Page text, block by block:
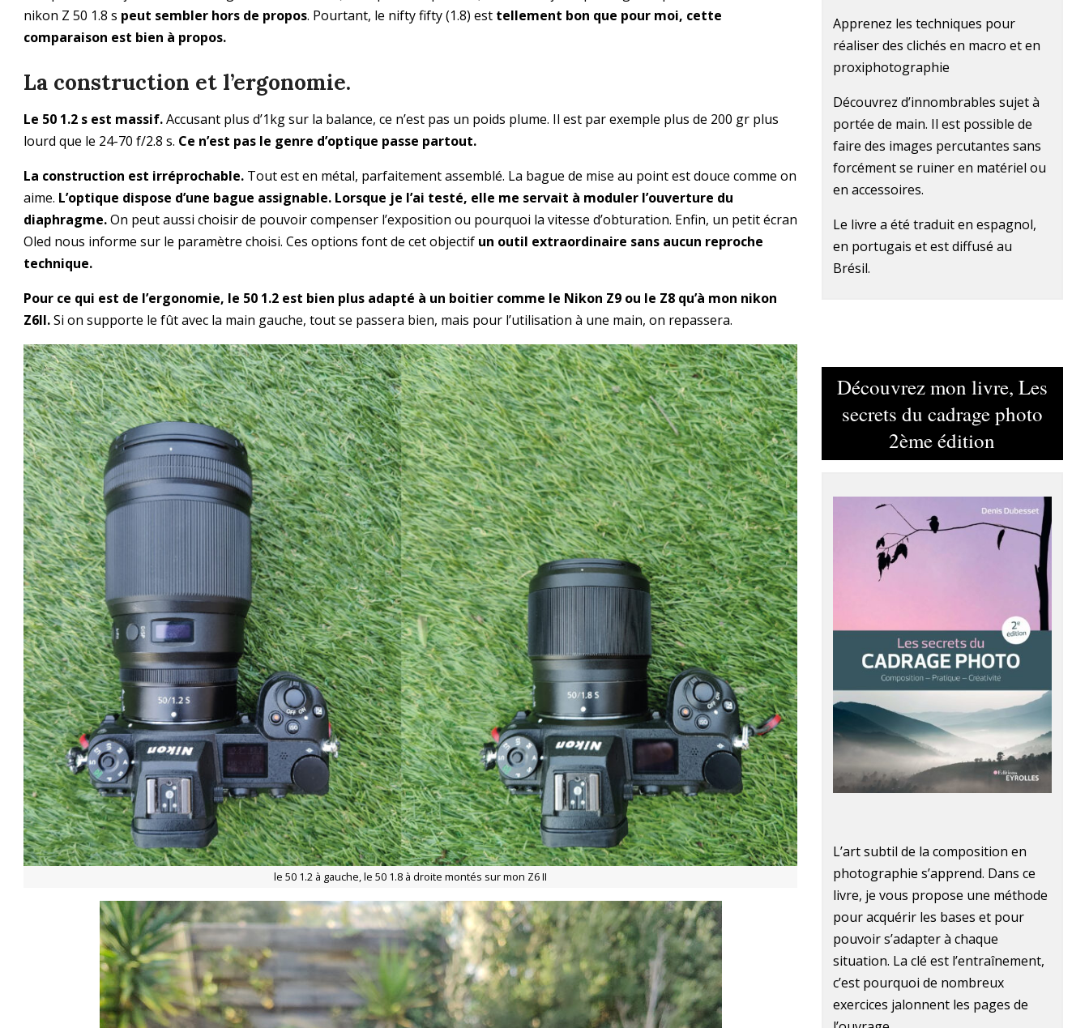
nikon Z 50 1.8 s peut sembler hors de propos. Pourtant, le nifty fifty (1.8) est tellement bon que pour moi, cette
comparaison est bien à propos.
La construction et l’ergonomie.
Le 50 1.2 s est massif.Accusant plus d’1kg sur la balance, ce n’est pas un poids plume. Il est par exemple plus de 200 gr plus
lourd que le 24-70 f/2.8 s. Ce n’est pas le genre d’optique passe partout.
La construction est irréprochable. Tout est en métal, parfaitement assemblé. La bague de mise au point est douce comme on
aime. L’optique dispose d’une bague assignable. Lorsque je l’ai testé, elle me servait à moduler l’ouverture du
diaphragme.On peut aussi choisir de pouvoir compenser l’exposition ou pourquoi la vitesse d’obturation. Enfin, un petit écran
Oled nous informe sur le paramètre choisi. Ces options font de cet objectif un outil extraordinaire sans aucun reproche
technique.
Pour ce qui est de l’ergonomie, le 50 1.2 est bien plus adapté à un boitier comme le Nikon Z9 ou le Z8 qu’à mon nikon
Z6II.Si on supporte le fût avec la main gauche, tout se passera bien, mais pour l’utilisation à une main, on repassera.
le 50 1.2 à gauche, le 50 1.8 à droite montés sur mon Z6 II
Apprenez les techniques pour
réaliser des clichés en macro et en
proxiphotographie
Découvrez d’innombrables sujet à
portée de main. Il est possible de
faire des images percutantes sans
forcément se ruiner en matériel ou
en accessoires.
Le livre a été traduit en espagnol,
en portugais et est diffusé au
Brésil.
Découvrez mon livre, Les
secrets du cadrage photo
2ème édition
L’art subtil de la composition en
photographie s’apprend. Dans ce
livre, je vous propose une méthode
pour acquérir les bases et pour
pouvoir s’adapter à chaque
situation. La clé est l’entraînement,
c’est pourquoi de nombreux
exercices jalonnent les pages de
En continuant, vous acceptez la politique de
confidentialité